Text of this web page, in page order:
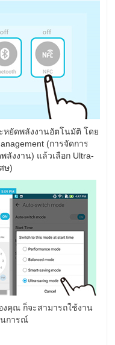
หยัดพลังงานอัตโนมัติ โดย
(การจัดการ
ลังงาน) แล้วเลือก Ultra-
ษ)
งคุณ ก็จะสามารถใช้งาน
นการณ์